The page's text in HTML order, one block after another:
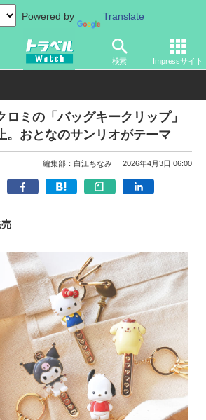
Powered by Translate
検索 Impressサイト
イテム 旅行グッズ キャラクター
ミの「バッグキークリップ」
。おとなのサンリオがテーマ
編集部：白江ちなみ 2026年4月3日 06:00